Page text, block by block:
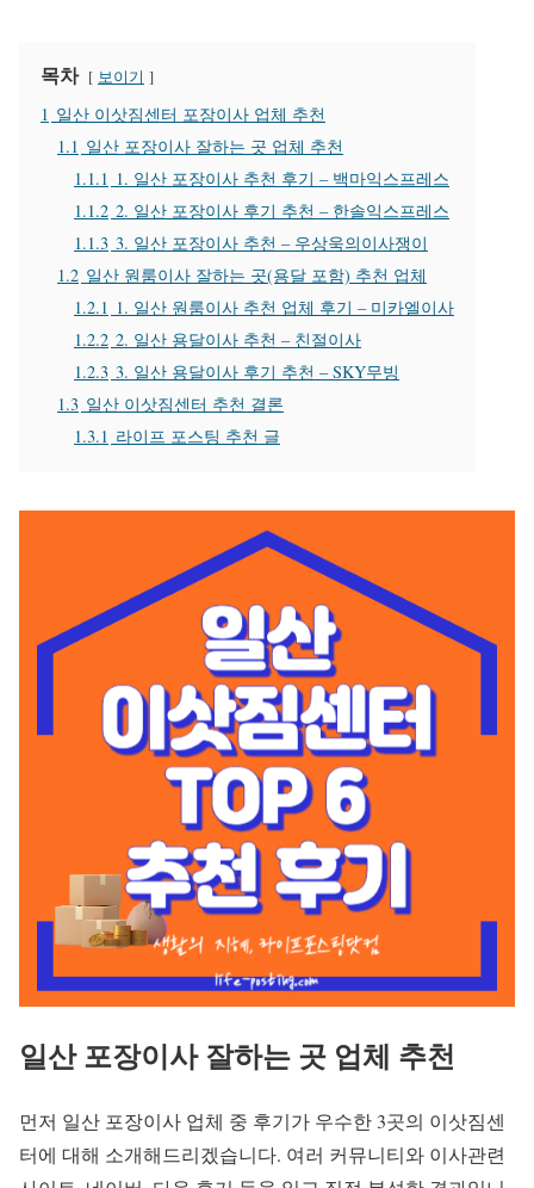
목차 보이기
1 일산 이삿짐센터 포장이사 업체 추천
1.1 일산 포장이사 잘하는 곳 업체 추천
1.1.1 1. 일산 포장이사 추천 후기 – 백마익스프레스
1.1.2 2. 일산 포장이사 후기 추천 – 한솔익스프레스
1.1.3 3. 일산 포장이사 추천 – 우상욱의이사쟁이
1.2 일산 원룸이사 잘하는 곳(용달 포함) 추천 업체
1.2.1 1. 일산 원룸이사 추천 업체 후기 – 미카엘이사
1.2.2 2. 일산 용달이사 추천 – 친절이사
1.2.3 3. 일산 용달이사 후기 추천 – SKY무빙
1.3 일산 이삿짐센터 추천 결론
1.3.1 라이프 포스팅 추천 글
일산 포장이사 잘하는 곳 업체 추천
먼저 일산 포장이사 업체 중 후기가 우수한 3곳의 이삿짐센
터에 대해 소개해드리겠습니다. 여러 커뮤니티와 이사관련